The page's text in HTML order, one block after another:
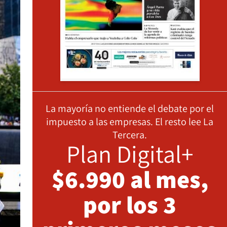
La mayoría no entiende el debate por el
impuesto a las empresas. El resto lee La
Tercera.
Plan Digital+
$6.990 al mes,
por los 3